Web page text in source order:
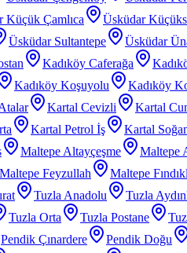
Küçük Çamlıca Üsküdar
Üsküdar Sultantepe Üsküdar
Kadıköy Caferağa
Kadıköy Koşuyolu Kadıköy
Kartal Cevizli Kartal
Kartal Petrol İş Kartal
Maltepe Altayçeşme Maltepe
Maltepe Feyzullah Maltepe
Tuzla Anadolu Tuzla
Tuzla Orta Tuzla Postane
Pendik Çınardere Pendik Doğu